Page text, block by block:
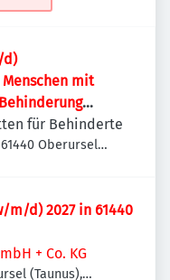
d)
mit
für Behinderte
Oberursel
m/d) 2027 in 61440
+ Co. KG
(Taunus),